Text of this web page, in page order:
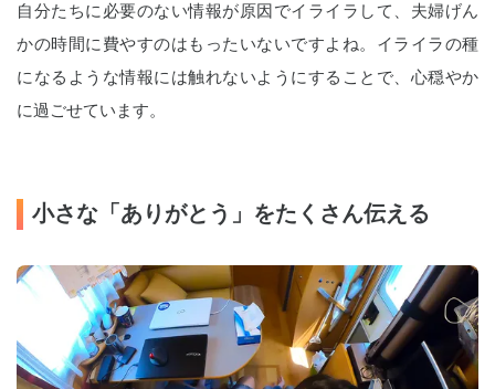
自分たちに必要のない情報が原因でイライラして、夫婦げん
かの時間に費やすのはもったいないですよね。イライラの種
になるような情報には触れないようにすることで、心穏やか
に過ごせています。
小さな「ありがとう」をたくさん伝える